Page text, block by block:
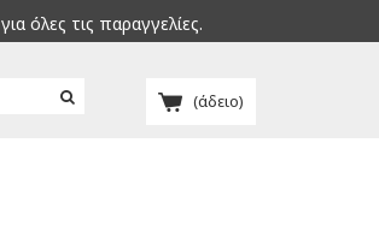
για όλες τις παραγγελίες.
(άδειο)